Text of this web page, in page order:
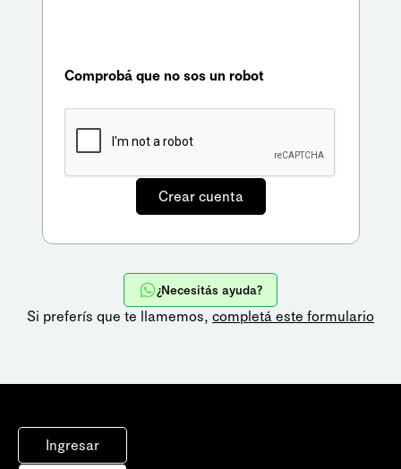
Comprobá que no sos un robot
¿Necesitás ayuda?
Si preferís que te llamemos, completá este formulario
Ingresar